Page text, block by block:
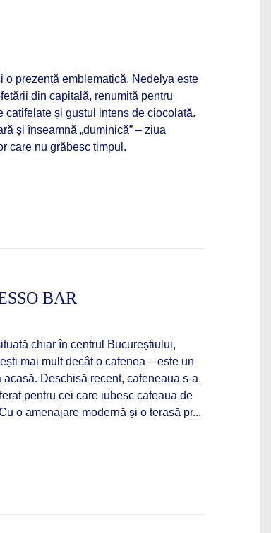
o prezență emblematică, Nedelya este
din capitală, renumită pentru
catifelate și gustul intens de ciocolată.
și înseamnă „duminică” – ziua
care nu grăbesc timpul.
BAR
chiar în centrul Bucureștiului,
mai mult decât o cafenea – este un
Deschisă recent, cafeneaua s-a
pentru cei care iubesc cafeaua de
o amenajare modernă și o terasă pr...